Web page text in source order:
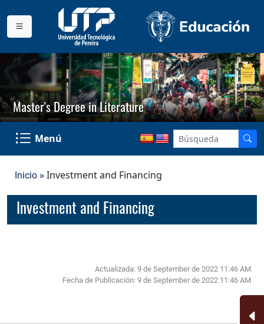
Master's Degree in Literature
Menú
Inicio » Investment and Financing
Investment and Financing
Actualizada: 9 de September de 2022 11:46 AM
Fecha de Publicación: 9 de September de 2022 11:46 AM